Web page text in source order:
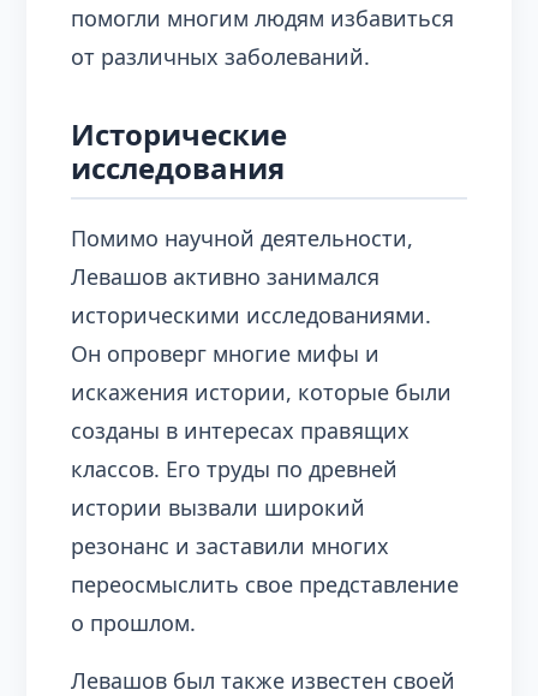
помогли многим людям избавиться
от различных заболеваний.
Исторические
исследования
Помимо научной деятельности,
Левашов активно занимался
историческими исследованиями.
Он опроверг многие мифы и
искажения истории, которые были
созданы в интересах правящих
классов. Его труды по древней
истории вызвали широкий
резонанс и заставили многих
переосмыслить свое представление
о прошлом.
Левашов был также известен своей